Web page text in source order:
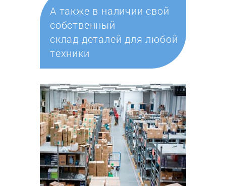
А также в наличии свой
собственный
склад деталей для любой
техники